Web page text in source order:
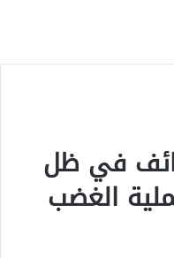
في ظل
الغضب